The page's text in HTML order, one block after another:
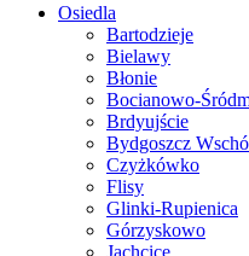
Osiedla
Bartodzieje
Bielawy
Błonie
Bocianowo-
Brdyujście
Bydgoszcz
Czyżkówko
Flisy
Glinki-Rupienica
Górzyskowo
Jachcice